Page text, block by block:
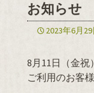
お知らせ
2023年6月29
8月11日（金
ご利用のお客